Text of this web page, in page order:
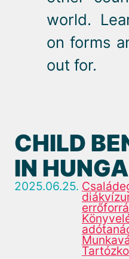
world.
on forms
out for.
CHILD
IN
2025.06.25.